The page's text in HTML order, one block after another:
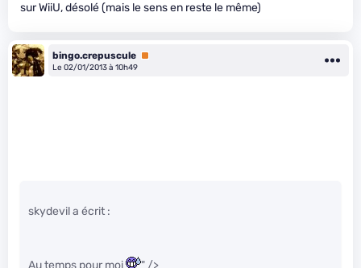
sur WiiU, désolé (mais le sens en reste le même)
bingo.crepuscule Premium
Le 02/01/2013 à 10h49
skydevil a écrit :